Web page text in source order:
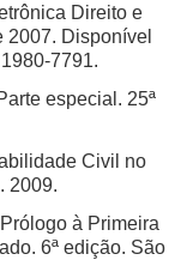
Direito e
2007. Disponível
7791.
especial. 25ª
Civil no
2009.
à Primeira
6ª edição. São